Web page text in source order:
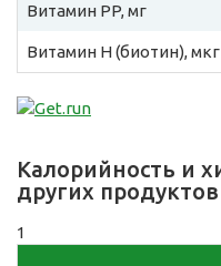
Витамин PP, мг
Витамин H (биотин), мкг
Калорийность и
других продуктов
1